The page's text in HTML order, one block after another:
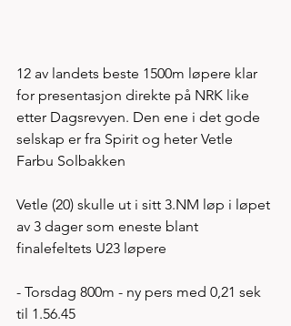
12 av landets beste 1500m løpere klar
for presentasjon direkte på NRK like
etter Dagsrevyen. Den ene i det gode
selskap er fra Spirit og heter Vetle
Farbu Solbakken
Vetle (20) skulle ut i sitt 3.NM løp i løpet
av 3 dager som eneste blant
finalefeltets U23 løpere
- Torsdag 800m - ny pers med 0,21 sek
til 1.56.45